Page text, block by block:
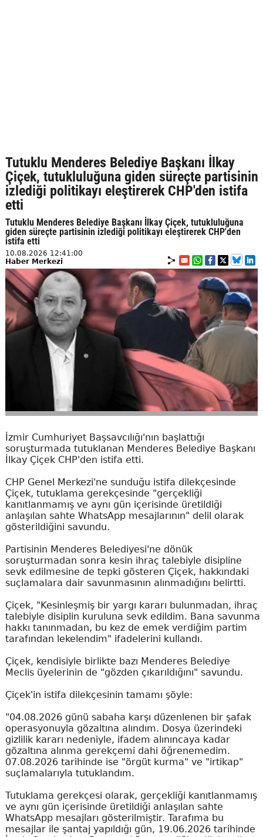
Tutuklu Menderes Belediye Başkanı İlkay
Çiçek, tutukluluğuna giden süreçte partisinin
izlediği politikayı eleştirerek CHP'den istifa
etti
Tutuklu Menderes Belediye Başkanı İlkay Çiçek, tutukluluğuna
giden süreçte partisinin izlediği politikayı eleştirerek CHP'den
istifa etti
10.08.2026 12:41:00
Haber Merkezi
İzmir Cumhuriyet Başsavcılığı'nın başlattığı
soruşturmada tutuklanan Menderes Belediye Başkanı
İlkay Çiçek CHP'den istifa etti.
CHP Genel Merkezi'ne sunduğu istifa dilekçesinde
Çiçek, tutuklama gerekçesinde "gerçekliği
kanıtlanmamış ve aynı gün içerisinde üretildiği
anlaşılan sahte WhatsApp mesajlarının" delil olarak
gösterildiğini savundu.
Partisinin Menderes Belediyesi'ne dönük
soruşturmadan sonra kesin ihraç talebiyle disipline
sevk edilmesine de tepki gösteren Çiçek, hakkındaki
suçlamalara dair savunmasının alınmadığını belirtti.
Çiçek, "Kesinleşmiş bir yargı kararı bulunmadan, ihraç
talebiyle disiplin kuruluna sevk edildim. Bana savunma
hakkı tanınmadan, bu kez de emek verdiğim partim
tarafından lekelendim" ifadelerini kullandı.
Çiçek, kendisiyle birlikte bazı Menderes Belediye
Meclis üyelerinin de "gözden çıkarıldığını" savundu.
Çiçek'in istifa dilekçesinin tamamı şöyle:
"04.08.2026 günü sabaha karşı düzenlenen bir şafak
operasyonuyla gözaltına alındım. Dosya üzerindeki
gizlilik kararı nedeniyle, ifadem alınıncaya kadar
gözaltına alınma gerekçemi dahi öğrenemedim.
07.08.2026 tarihinde ise "örgüt kurma" ve "irtikap"
suçlamalarıyla tutuklandım.
Tutuklama gerekçesi olarak, gerçekliği kanıtlanmamış
ve aynı gün içerisinde üretildiği anlaşılan sahte
WhatsApp mesajları gösterilmiştir. Tarafıma bu
mesajlar ile şantaj yapıldığı gün, 19.06.2026 tarihinde